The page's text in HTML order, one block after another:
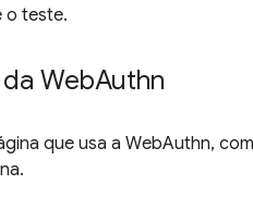
teste.
WebAuthn
que usa a WebAuthn,